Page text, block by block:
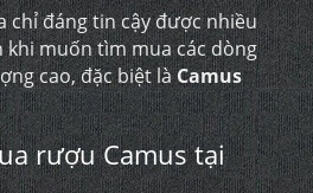
chỉ đáng tin cậy được nhiều
khi muốn tìm mua các dòng
cao, đặc biệt làCamus
rượu Camus tại